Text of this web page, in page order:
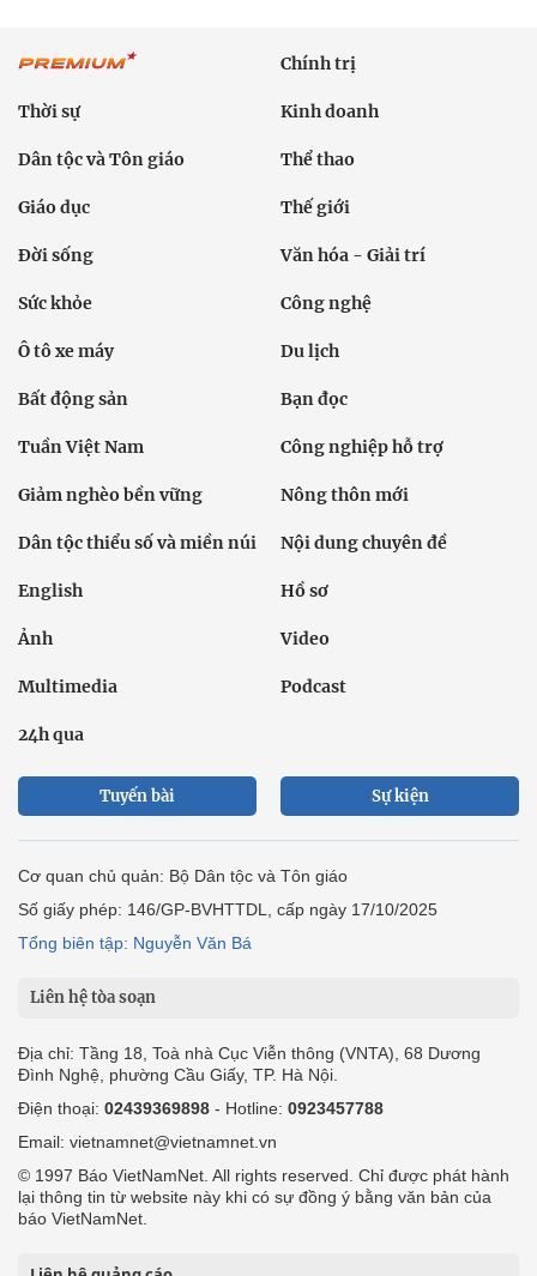
Chính trị
Thời sự Kinh doanh
Dân tộc và Tôn giáo Thể thao
Giáo dục Thế giới
Đời sống Văn hóa - Giải trí
Sức khỏe Công nghệ
Ô tô xe máy Du lịch
Bất động sản Bạn đọc
Tuần Việt Nam Công nghiệp hỗ trợ
Giảm nghèo bền vững Nông thôn mới
Dân tộc thiểu số và miền núi Nội dung chuyên đề
English Hồ sơ
Ảnh Video
Multimedia Podcast
24h qua
Tuyến bài Sự kiện
Cơ quan chủ quản: Bộ Dân tộc và Tôn giáo
Số giấy phép: 146/GP-BVHTTDL, cấp ngày 17/10/2025
Tổng biên tập: Nguyễn Văn Bá
Liên hệ tòa soạn
Địa chỉ: Tầng 18, Toà nhà Cục Viễn thông (VNTA), 68 Dương
Đình Nghệ, phường Cầu Giấy, TP. Hà Nội.
Điện thoại: 02439369898 - Hotline: 0923457788
Email: vietnamnet@vietnamnet.vn
© 1997 Báo VietNamNet. All rights reserved. Chỉ được phát hành
lại thông tin từ website này khi có sự đồng ý bằng văn bản của
báo VietNamNet.